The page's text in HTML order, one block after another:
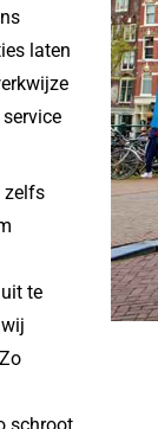
laten
zelfs
te